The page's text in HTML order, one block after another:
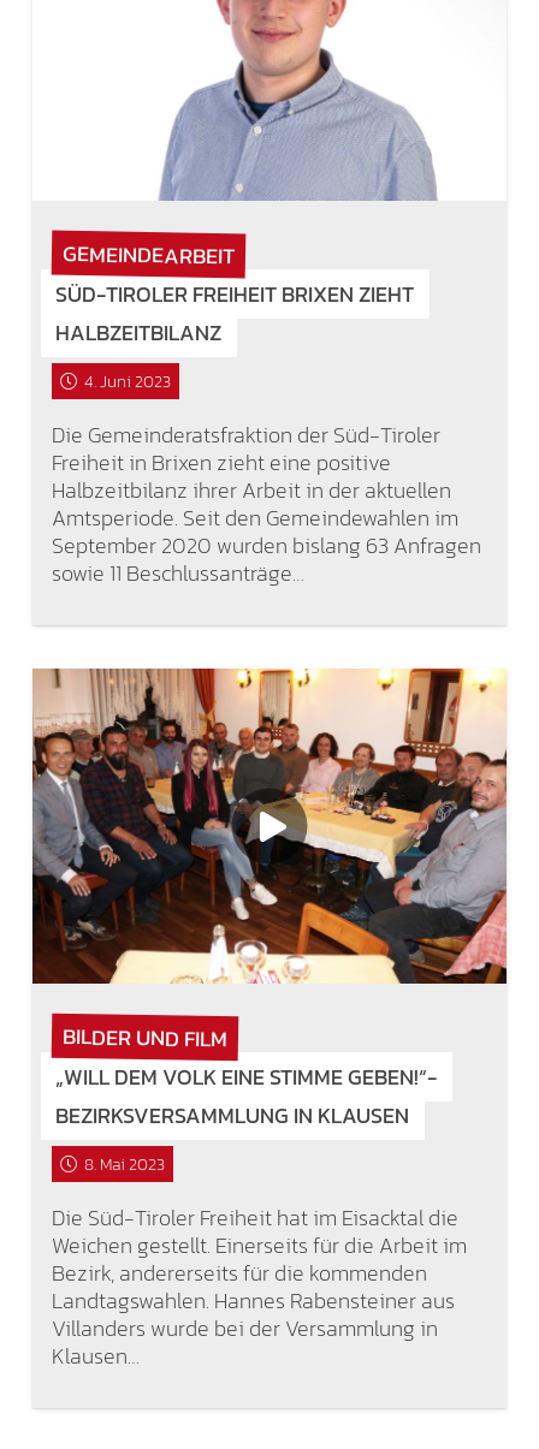
GEMEINDEARBEIT
SÜD-TIROLER FREIHEIT BRIXEN ZIEHT
HALBZEITBILANZ
4. Juni 2023
Die Gemeinderatsfraktion der Süd-Tiroler
Freiheit in Brixen zieht eine positive
Halbzeitbilanz ihrer Arbeit in der aktuellen
Amtsperiode. Seit den Gemeindewahlen im
September 2020 wurden bislang 63 Anfragen
sowie 11 Beschlussanträge…
BILDER UND FILM
„WILL DEM VOLK EINE STIMME GEBEN!“-
BEZIRKSVERSAMMLUNG IN KLAUSEN
8. Mai 2023
Die Süd-Tiroler Freiheit hat im Eisacktal die
Weichen gestellt. Einerseits für die Arbeit im
Bezirk, andererseits für die kommenden
Landtagswahlen. Hannes Rabensteiner aus
Villanders wurde bei der Versammlung in
Klausen…